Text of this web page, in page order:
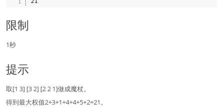
限制
1秒
提示
取[1 3] [3 2] [2 2 1]做成魔杖。
得到最大权值2+3+1+4+4+5+2=21。